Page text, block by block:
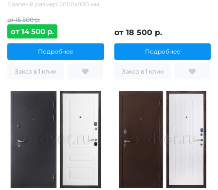
Базовый размер: 2000х800 мм
от 15 500 р.
от 14 500 р.
Подробнее
Заказ в 1 клик
от 18 500 р.
Подробнее
Заказ в 1 клик